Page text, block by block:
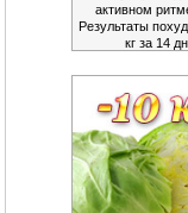
активном
Результаты
кг за 14